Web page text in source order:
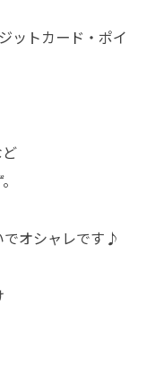
ットカード・ポイ
でオシャレです♪